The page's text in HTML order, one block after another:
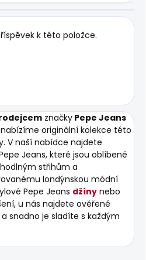
k této položce.
značky Pepe Jeans
originální kolekce této
V naší nabídce najdete
Jeans, které jsou oblíbené
střihům a
londýnskou módní
Pepe Jeans džíny nebo
u nás najdete ověřené
snadno je sladíte s každým